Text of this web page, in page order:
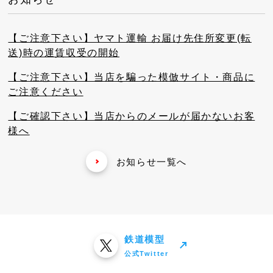
【ご注意下さい】ヤマト運輸 お届け先住所変更(転
送)時の運賃収受の開始
【ご注意下さい】当店を騙った模倣サイト・商品に
ご注意ください
【ご確認下さい】当店からのメールが届かないお客
様へ
お知らせ一覧へ
鉄道模型
公式Twitter